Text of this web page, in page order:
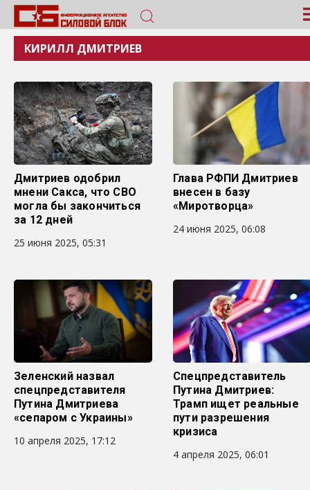
КИРИЛЛ ДМИТРИЕВ
Дмитриев одобрил
мнени Сакса, что СВО
могла бы закончиться
за 12 дней
25 июня 2025, 05:31
Глава РФПИ Дмитриев
внесен в базу
«Миротворца»
24 июня 2025, 06:08
Зеленский назвал
спецпредставителя
Путина Дмитриева
«сепаром с Украины»
10 апреля 2025, 17:12
Спецпредставитель
Путина Дмитриев:
Трамп ищет реальные
пути разрешения
кризиса
4 апреля 2025, 06:01